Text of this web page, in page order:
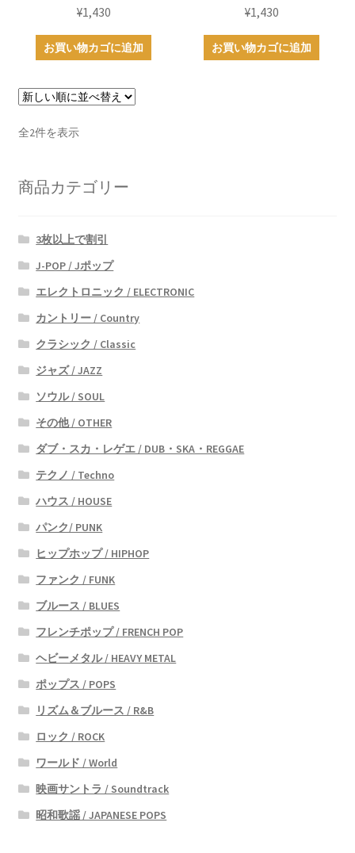
¥1,430
お買い物カゴに追加
¥1,430
お買い物カゴに追加
全2件を表示新
順
商品カテゴリー
3枚以上で割引
J-POP / Jポップ
エレクトロニック / ELECTRONIC
カントリー / Country
クラシック / Classic
ジャズ / JAZZ
ソウル / SOUL
その他 / OTHER
ダブ・スカ・レゲエ / DUB・SKA・REGGAE
テクノ / Techno
ハウス / HOUSE
パンク/ PUNK
ヒップホップ / HIPHOP
ファンク / FUNK
ブルース / BLUES
フレンチポップ / FRENCH POP
ヘビーメタル / HEAVY METAL
ポップス / POPS
リズム＆ブルース / R&B
ロック / ROCK
ワールド / World
映画サントラ / Soundtrack
昭和歌謡 / JAPANESE POPS